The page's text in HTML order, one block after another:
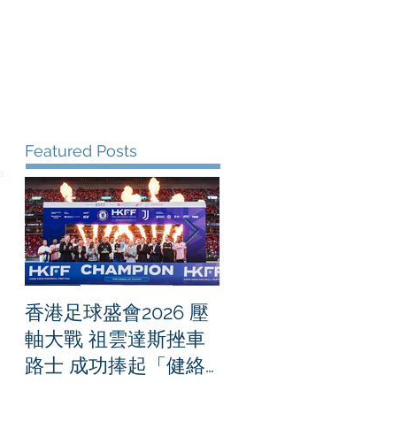
Featured Posts
香港足球盛會2026 壓
軸大戰 祖雲達斯挫車
路士 成功捧起「健絡